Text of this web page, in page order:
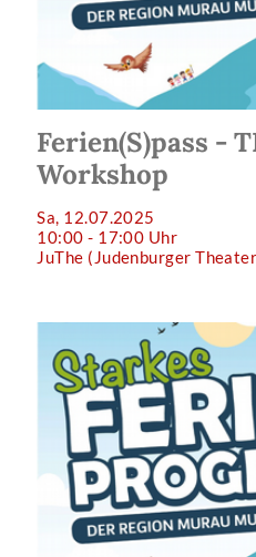
Ferien(S)pass -
Workshop
Sa, 12.07.2025
10:00 - 17:00 Uhr
JuThe (Judenburger